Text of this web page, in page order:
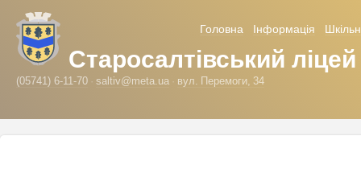
Головна Інформація
Старосалтівський ліцей
(05741) 6-11-70 saltiv@meta.ua вул. Перемоги, 34